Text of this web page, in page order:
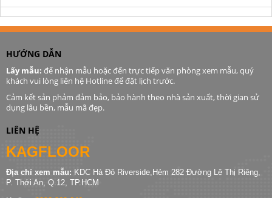
HƯỚNG DẪN
Lấy mẫu: để nhận mẫu hoặc đến trực tiếp văn phòng xem mẫu, quý
khách vui lòng liên hệ Hotline để đặt lịch trước.
Cảm kết sản phảm đảm bảo, bảo hành theo nhà sản xuất, thời gian sử
dụng lâu bền, mẫu mã đẹp.
LIÊN HỆ
KAGFLOOR
Địa chỉ xem mẫu: KDC Hà Đô Riverside,Hẻm 282 Đường Lê Thị Riêng,
P. Thới An, Q.12, TP.HCM